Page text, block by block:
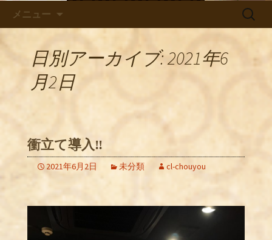
メニュー
検
日別アーカイブ: 2021年6
月2日
衝立て導入‼️
2021年6月2日 未分類 cl-chouyou